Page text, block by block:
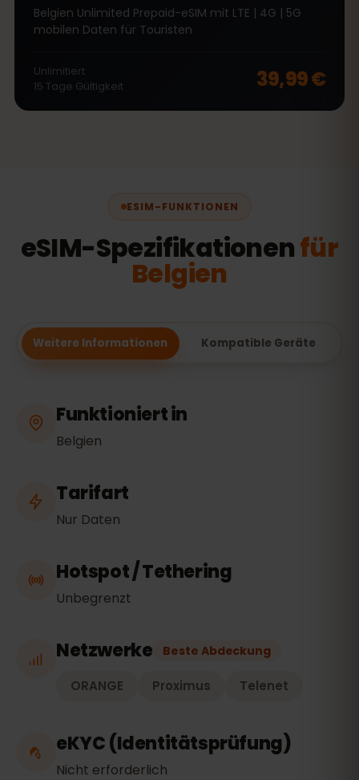
Belgien Unlimited Prepaid-eSIM mit LTE | 4G | 5G
mobilen Daten für Touristen
Unlimitiert
15 Tage Gültigkeit 39,99 €
ESIM-FUNKTIONEN
eSIM-Spezifikationenfür
Belgien
Weitere Informationen Kompatible Geräte
Funktioniert in
Belgien
Tarifart
Nur Daten
Hotspot / Tethering
Unbegrenzt
Netzwerke Beste Abdeckung
ORANGE Proximus Telenet
eKYC (Identitätsprüfung)
Nicht erforderlich